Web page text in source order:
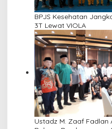
BPJS Kesehatan
3T Lewat VIOLA
Ustadz M. Zaaf Fadlan